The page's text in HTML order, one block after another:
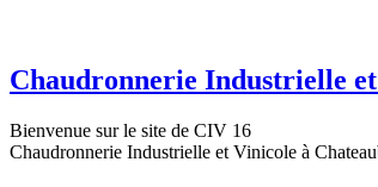
Chaudronnerie Industrielle
Bienvenue sur le site de CIV 16
Chaudronnerie Industrielle et Vinicole à